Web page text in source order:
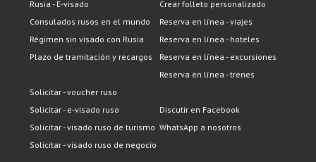
Rusia - E-visado
Consulados rusos en el mundo
Régimen sin visado con Rusia
Plazo de tramitación y recargos
Solicitar - voucher ruso
Solicitar - e-visado ruso
Solicitar - visado ruso de turismo
Solicitar - visado ruso de negocio
Crear folleto personalizado
Reserva en línea - viajes
Reserva en línea - hoteles
Reserva en línea - excursiones
Reserva en línea - trenes
Discutir en Facebook
WhatsApp a nosotros